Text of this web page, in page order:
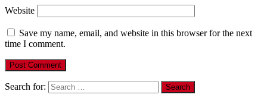
Website
Save my name, email, and website in this browser for the next
time I comment.
Search for: